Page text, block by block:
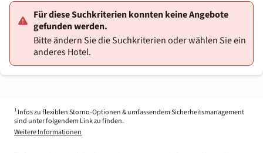
Für diese Suchkriterien konnten keine Angebote
gefunden werden.
Bitte ändern Sie die Suchkriterien oder wählen Sie ein
anderes Hotel.
1 Infos zu flexiblen Storno-Optionen & umfassendem Sicherheitsmanagement
sind unter folgendem Link zu finden.
Weitere Informationen